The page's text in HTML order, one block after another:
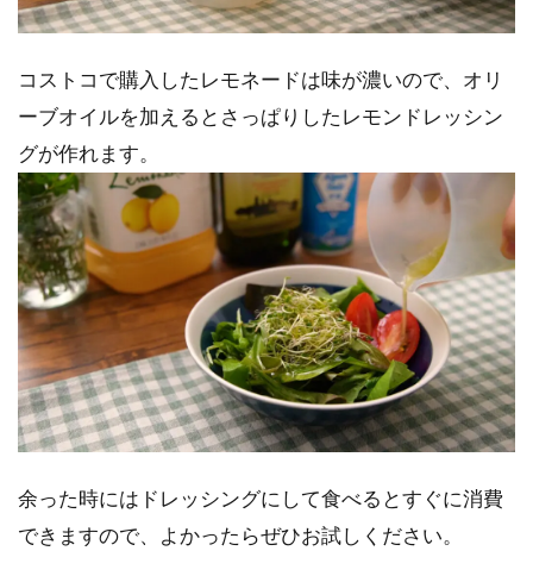
コストコで購入したレモネードは味が濃いので、オリ
ーブオイルを加えるとさっぱりしたレモンドレッシン
グが作れます。
余った時にはドレッシングにして食べるとすぐに消費
できますので、よかったらぜひお試しください。